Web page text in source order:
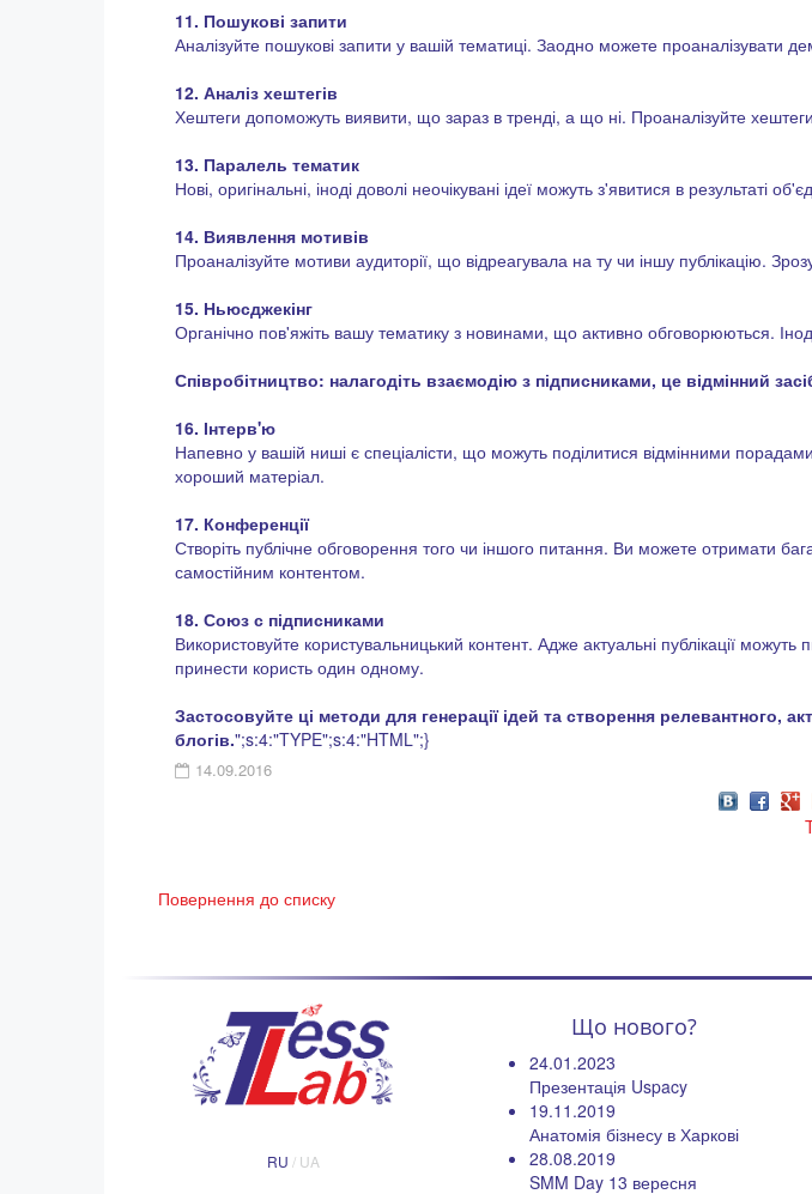
11. Пошукові запити
Аналізуйте пошукові запити у вашій тематиці. Заодно можете проаналізувати
12. Аналіз хештегів
Хештеги допоможуть виявити, що зараз в тренді, а що ні. Проаналізуйте
13. Паралель тематик
Нові, оригінальні, іноді доволі неочікувані ідеї можуть з'явитися в результаті
14. Виявлення мотивів
Проаналізуйте мотиви аудиторії, що відреагувала на ту чи іншу публікацію.
15. Ньюсджекінг
Органічно пов'яжіть вашу тематику з новинами, що активно обговорюються.
Співробітництво: налагодіть взаємодію з підписниками, це відмінний
16. Інтерв'ю
Напевно у вашій ниші є спеціалісти, що можуть поділитися відмінними
хороший матеріал.
17. Конференції
Створіть публічне обговорення того чи іншого питання. Ви можете отримати
самостійним контентом.
18. Союз с підписниками
Використовуйте користувальницький контент. Адже актуальні публікації
принести користь один одному.
Застосовуйте ці методи для генерації ідей та створення релевантного,
блогів.";s:4:"TYPE";s:4:"HTML";}
14.09.2016
Повернення до списку
Що нового?
24.01.2023
Презентація Uspacy
19.11.2019
Анатомія бізнесу в Харкові
28.08.2019
SMM Day 13 вересня
RU / UA